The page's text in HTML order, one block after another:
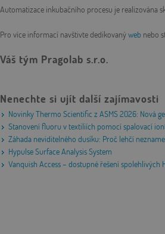
Automatizace inkubačního procesu je realizována
Pro více informací navštivte dedikovanýweb nebo
Váš tým Pragolab s.r.o.
Nenechte si ujít další zajímavosti
Novinky Thermo Scientific z ASMS 2026: Nová
Stanovení fluoru v textiliích pomocí spalovací
Záhada neviditelného dusíku: Proč lehčí
Hypulse Surface Analysis System
Vanquish Access – dostupné řešení spolehlivých